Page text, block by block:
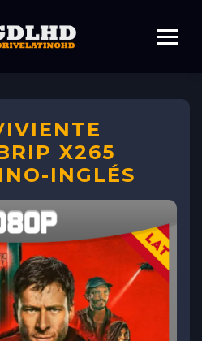
X265
INGLÉS